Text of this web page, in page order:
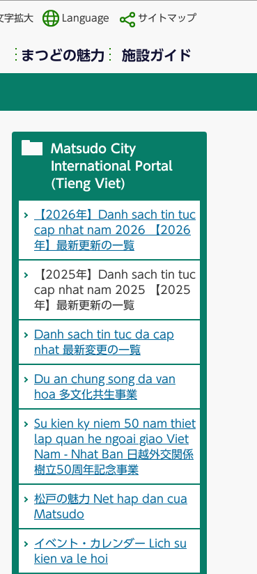
字拡大 Language サイトマップ
まつどの魅力 施設ガイド
Matsudo City
International Portal
(Tieng Viet)
【2026年】Danh sach tin tuc
cap nhat nam 2026 【2026
年】最新更新の一覧
【2025年】Danh sach tin tuc
cap nhat nam 2025 【2025
年】最新更新の一覧
Danh sach tin tuc da cap
nhat 最新変更の一覧
Du an chung song da van
hoa 多文化共生事業
Su kien ky niem 50 nam thiet
lap quan he ngoai giao Viet
Nam - Nhat Ban 日越外交関係
樹立50周年記念事業
松戸の魅力 Net hap dan cua
Matsudo
イベント・カレンダー Lich su
kien va le hoi